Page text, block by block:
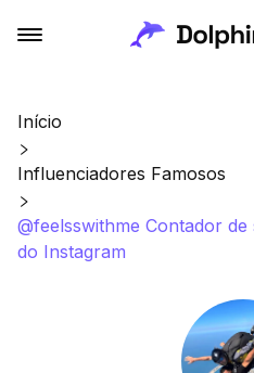
Início
Influenciadores Famosos
@feelsswithme Contador
do Instagram